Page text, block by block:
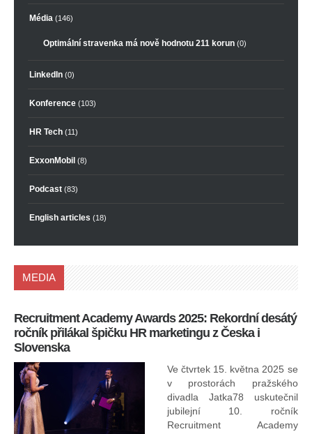
Média (146)
Optimální stravenka má nově hodnotu 211 korun (0)
LinkedIn (0)
Konference (103)
HR Tech (11)
ExxonMobil (8)
Podcast (83)
English articles (18)
MEDIA
Recruitment Academy Awards 2025: Rekordní desátý
ročník přilákal špičku HR marketingu z Česka i
Slovenska
Ve čtvrtek 15. května 2025 se
v prostorách pražského
divadla Jatka78 uskutečnil
jubilejní 10. ročník
Recruitment Academy